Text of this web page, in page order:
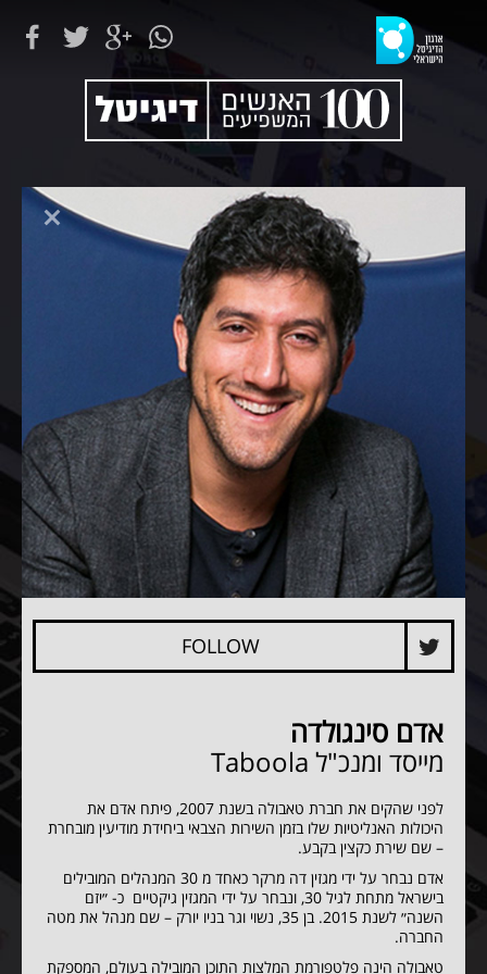
FOLLOW
אדם סינגולדה
מייסד ומנכ"ל Taboola
לפני שהקים את חברת טאבולה בשנת 2007, פיתח אדם את
היכולות האנליטיות שלו בזמן השירות הצבאי ביחידת מודיעין מובחרת
– שם שירת כקצין בקבע.
אדם נבחר על ידי מגזין דה מרקר כאחד מ 30 המנהלים המובילים
בישראל מתחת לגיל 30, ונבחר על ידי המגזין גיקטיים כ- ״יזם
השנה״ לשנת 2015. בן 35, נשוי וגר בניו יורק – שם מנהל את מטה
החברה.
טאבולה הינה פלטפורמת המלצות התוכן המובילה בעולם, המספקת